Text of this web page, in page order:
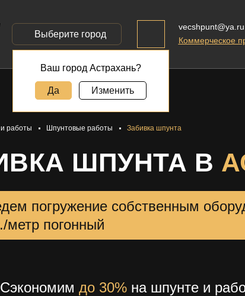
vecshpunt@ya.ru
Коммерческое
Выберите город
Ваш город Астрахань?
Да Изменить
и работы Шпунтовые работы Забивка шпунта
ШПУНТА В
погружение собственным
метр погонный
Сэкономим до 30% на шпунте и